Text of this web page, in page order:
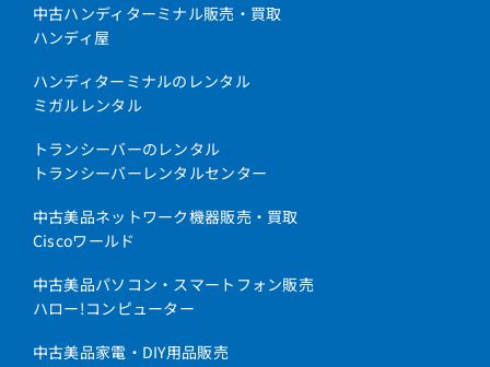
中古ハンディターミナル販売・買取
ハンディ屋
ハンディターミナルのレンタル
ミガルレンタル
トランシーバーのレンタル
トランシーバーレンタルセンター
中古美品ネットワーク機器販売・買取
Ciscoワールド
中古美品パソコン・スマートフォン販売
ハロー!コンピューター
中古美品家電・DIY用品販売